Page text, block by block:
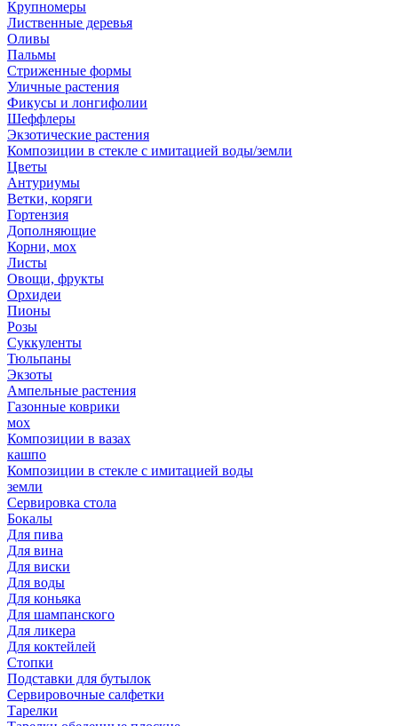
Крупномеры
Лиственные деревья
Оливы
Пальмы
Стриженные формы
Уличные растения
Фикусы и лонгифолии
Шеффлеры
Экзотические растения
Композиции в стекле с имитацией воды/земли
Цветы
Антуриумы
Ветки, коряги
Гортензия
Дополняющие
Корни, мох
Листы
Овощи, фрукты
Орхидеи
Пионы
Розы
Суккуленты
Тюльпаны
Экзоты
Ампельные растения
Газонные коврики
мох
Композиции в вазах
кашпо
Композиции в стекле с имитацией воды
земли
Сервировка стола
Бокалы
Для пива
Для вина
Для виски
Для воды
Для коньяка
Для шампанского
Для ликера
Для коктейлей
Стопки
Подставки для бутылок
Сервировочные салфетки
Тарелки